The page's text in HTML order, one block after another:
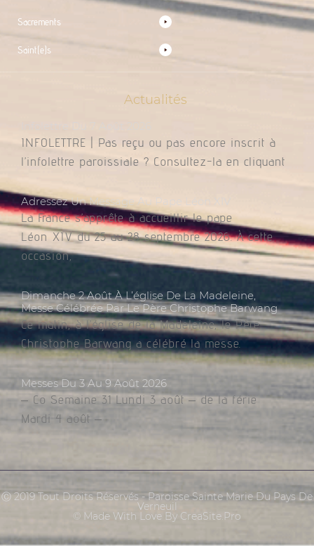
Sacrements
Saint(e)s
Actualités
INFOLETTRE | Pas reçu ou pas encore inscrit à
l’infolettre paroissiale ? Consultez-la en cliquant
Adressez Un Message Au Pape Léon XIV
La France s’apprête à accueillir le pape
Léon XIV du 25 au 28 septembre 2026. À cette
occasion,
Dimanche 2 Août À L’église De La Madeleine,
Messe Célébrée Par Le Père Christophe Barwang
Ce matin, à l’église de la Madeleine, le Père
Christophe Barwang a célébré la messe.
Messes Du 3 Au 9 Août 2026
– Co Semaine 31 Lundi 3 août – de la férie
Mardi 4 août –
Ⓒ 2019 Tout Droits Réservés - Paroisse Sainte Marie Du Pays De
Verneuil
© Made With Love By CreaSite.Pro